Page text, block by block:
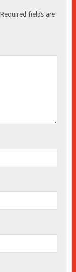
Required fields are